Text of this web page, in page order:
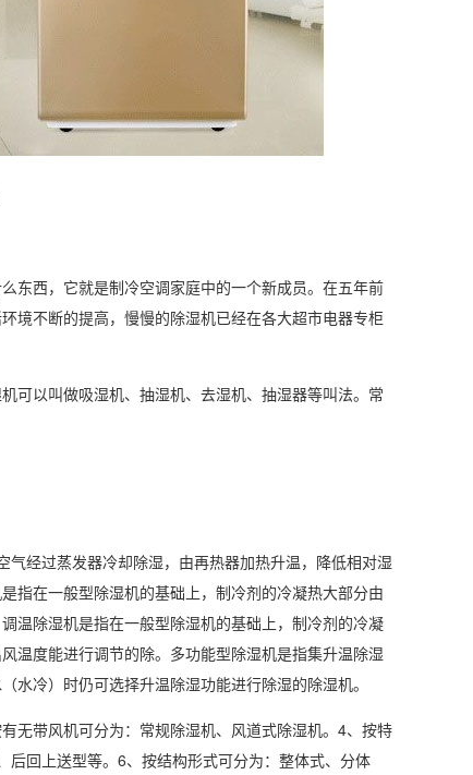
东西，它就是制冷空调家庭中的一个新成员。在五年前
境不断的提高，慢慢的除湿机已经在各大超市电器专柜
以叫做吸湿机、 抽湿机、去湿机、抽湿器等叫法。常
气经过蒸发器冷却除湿，由再热器加热升温，降低相对湿
指在一般型除湿机的基础上，制冷剂的冷凝热大部分由
调温除湿机是指在一般型除湿机的基础上，制冷剂的冷凝
温度能进行调节的除。多功能型除湿机是指集升温除湿
水冷）时仍可选择升温除湿功能进行除湿的除湿机。
带风机可分为：常规除湿机、风道式除湿机。4、按特
回上送型等。6、按结构形式可分为：整体式、分体